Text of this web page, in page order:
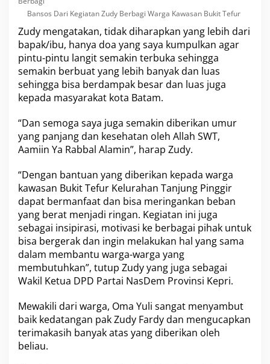
Bansos Dari Kegiatan Zudy Berbagi Warga Kawasan Bukit Tefur
Zudy mengatakan, tidak diharapkan yang lebih dari
bapak/ibu, hanya doa yang saya kumpulkan agar
pintu-pintu langit semakin terbuka sehingga
semakin berbuat yang lebih banyak dan luas
sehingga bisa berdampak besar dan luas juga
kepada masyarakat kota Batam.
“Dan semoga saya juga semakin diberikan umur
yang panjang dan kesehatan oleh Allah SWT,
Aamiin Ya Rabbal Alamin”, harap Zudy.
“Dengan bantuan yang diberikan kepada warga
kawasan Bukit Tefur Kelurahan Tanjung Pinggir
dapat bermanfaat dan bisa meringankan beban
yang berat menjadi ringan. Kegiatan ini juga
sebagai insipirasi, motivasi ke berbagai pihak untuk
bisa bergerak dan ingin melakukan hal yang sama
dalam membantu warga-warga yang
membutuhkan”, tutup Zudy yang juga sebagai
Wakil Ketua DPD Partai NasDem Provinsi Kepri.
Mewakili dari warga, Oma Yuli sangat menyambut
baik kedatangan pak Zudy Fardy dan mengucapkan
terimakasih banyak atas yang diberikan oleh
beliau.